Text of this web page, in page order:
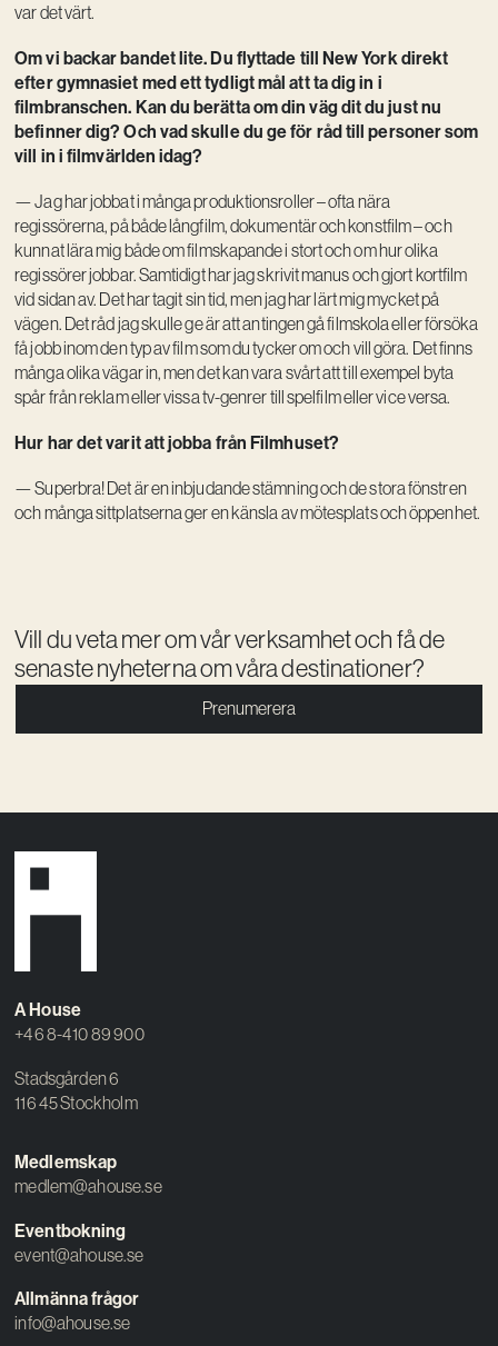
var det värt.
Om vi backar bandet lite. Du flyttade till New York direkt
efter gymnasiet med ett tydligt mål att ta dig in i
filmbranschen. Kan du berätta om din väg dit du just nu
befinner dig? Och vad skulle du ge för råd till personer som
vill in i filmvärlden idag?
— Jag har jobbat i många produktionsroller – ofta nära
regissörerna, på både långfilm, dokumentär och konstfilm – och
kunnat lära mig både om filmskapande i stort och om hur olika
regissörer jobbar. Samtidigt har jag skrivit manus och gjort kortfilm
vid sidan av. Det har tagit sin tid, men jag har lärt mig mycket på
vägen. Det råd jag skulle ge är att antingen gå filmskola eller försöka
få jobb inom den typ av film som du tycker om och vill göra. Det finns
många olika vägar in, men det kan vara svårt att till exempel byta
spår från reklam eller vissa tv-genrer till spelfilm eller vice versa.
Hur har det varit att jobba från Filmhuset?
— Superbra! Det är en inbjudande stämning och de stora fönstren
och många sittplatserna ger en känsla av mötesplats och öppenhet.
Vill du veta mer om vår verksamhet och få de
senaste nyheterna om våra destinationer?
Prenumerera
A House
+46 8-410 89 900
Stadsgården 6
116 45 Stockholm
Medlemskap
medlem@ahouse.se
Eventbokning
event@ahouse.se
Allmänna frågor
info@ahouse.se